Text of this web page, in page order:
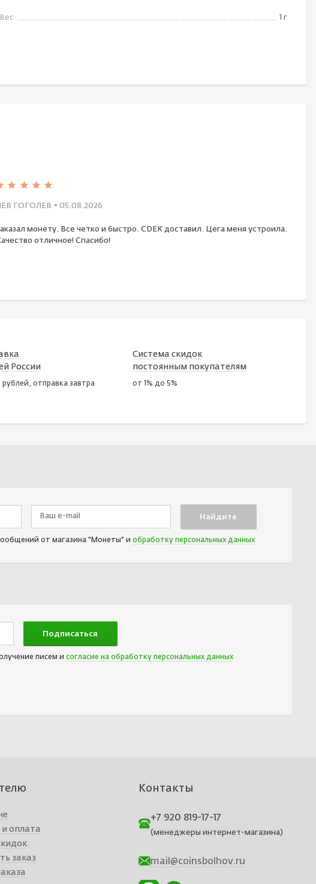
Вес 1 г
ГОГОЛЕВ • 05.08.2026
монету. Все четко и быстро. CDEK доставил. Цега меня устроила.
отличное! Спасибо!
России
рублей, отправка завтра
Система скидок
постоянным покупателям
от 1% до 5%
от магазина "Монеты" и обработку персональных данных
писем и согласие на обработку персональных данных
оплата
заказ
Контакты
+7 920 819-17-17
(менеджеры интернет-магазина)
mail@coinsbolhov.ru